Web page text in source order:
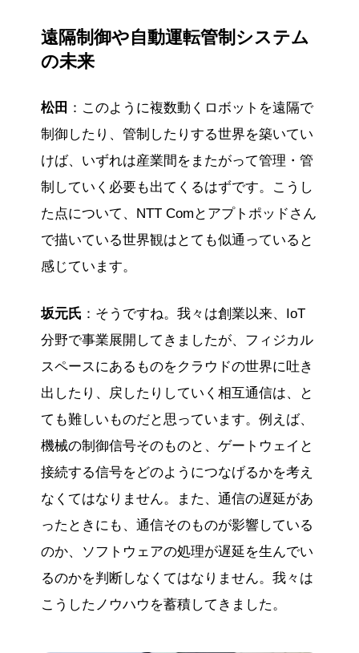
遠隔制御や自動運転管制システム
の未来
松田 ：このように複数動くロボットを遠隔で
制御したり、管制したりする世界を築いてい
けば、いずれは産業間をまたがって管理・管
制していく必要も出てくるはずです。こうし
た点について、NTT Comとアプトポッドさん
で描いている世界観はとても似通っていると
感じています。
坂元氏 ：そうですね。我々は創業以来、IoT
分野で事業展開してきましたが、フィジカル
スペースにあるものをクラウドの世界に吐き
出したり、戻したりしていく相互通信は、と
ても難しいものだと思っています。例えば、
機械の制御信号そのものと、ゲートウェイと
接続する信号をどのようにつなげるかを考え
なくてはなりません。また、通信の遅延があ
ったときにも、通信そのものが影響している
のか、ソフトウェアの処理が遅延を生んでい
るのかを判断しなくてはなりません。我々は
こうしたノウハウを蓄積してきました。